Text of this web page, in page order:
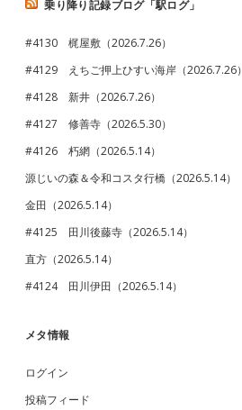
乗り降り記録ブログ「駅ログ」
#4130 梶屋敷（2026.7.26）
#4129 えちご押上ひすい海岸（2026.7.26）
#4128 新井（2026.7.26）
#4127 修善寺（2026.5.30）
#4126 朽網（2026.5.14）
源じいの森＆令和コスタ行橋（2026.5.14）
金田（2026.5.14）
#4125 田川後藤寺（2026.5.14）
直方（2026.5.14）
#4124 田川伊田（2026.5.14）
メタ情報
ログイン
投稿フィード